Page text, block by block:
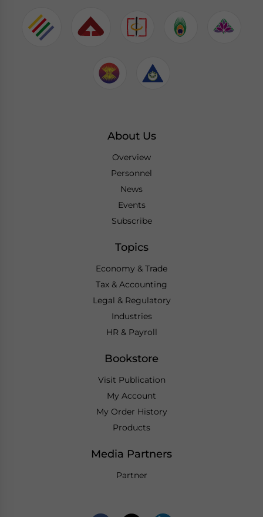
About Us
Overview
Personnel
News
Events
Subscribe
Topics
Economy & Trade
Tax & Accounting
Legal & Regulatory
Industries
HR & Payroll
Bookstore
Visit Publication
My Account
My Order History
Products
Media Partners
Partner